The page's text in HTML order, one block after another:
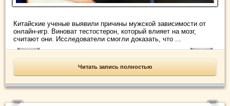
Китайские ученые выявили причины мужской зависимости от
онлайн-игр. Виноват тестостерон, который влияет на мозг,
считают они. Исследователи смогли доказать, что ...
Читать запись полностью